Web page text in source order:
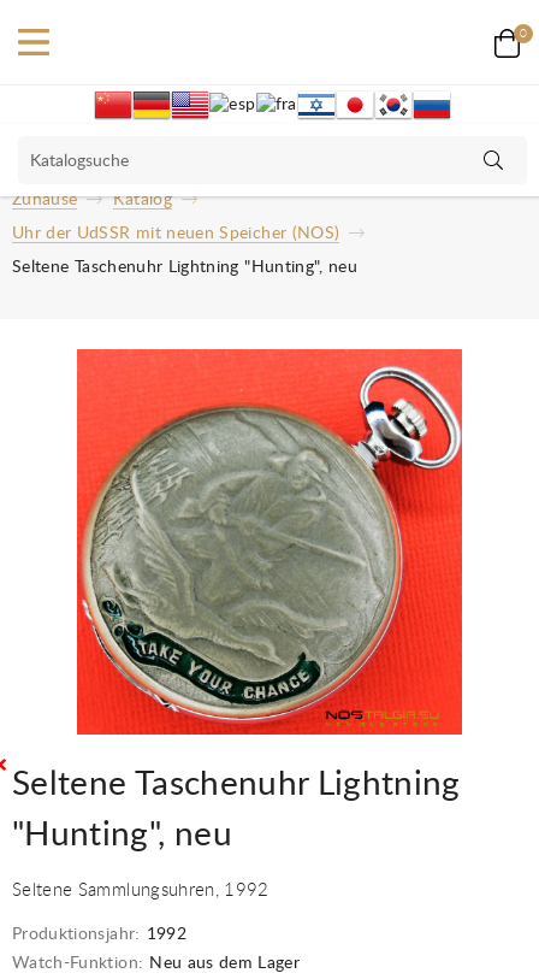
0
Zuhause
Katalog
Uhr der UdSSR mit neuen Speicher (NOS)
Seltene Taschenuhr Lightning "Hunting", neu
Seltene Taschenuhr Lightning
"Hunting", neu
Seltene Sammlungsuhren, 1992
Produktionsjahr: 1992
Watch-Funktion: Neu aus dem Lager